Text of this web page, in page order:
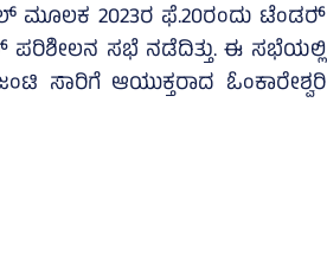
ಮೂಲಕ 2023ರ ಫೆ.20ರಂದು ಟೆಂಡರ್‍‌
ಪರಿಶೀಲನ ಸಭೆ ನಡೆದಿತ್ತು. ಈ ಸಭೆಯಲ್ಲಿ
ಸಾರಿಗೆ ಆಯುಕ್ತರಾದ ಓಂಕಾರೇಶ್ವರಿ